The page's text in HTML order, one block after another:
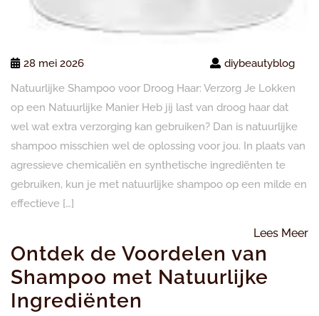
28 mei 2026
diybeautyblog
Natuurlijke Shampoo voor Droog Haar: Verzorg Je Lokken
op een Natuurlijke Manier Heb jij last van droog haar dat
wel wat extra verzorging kan gebruiken? Dan is natuurlijke
shampoo misschien wel de oplossing voor jou. In plaats van
agressieve chemicaliën en synthetische ingrediënten te
gebruiken, kun je met natuurlijke shampoo op een milde en
effectieve […]
Lees Meer
Ontdek de Voordelen van
Shampoo met Natuurlijke
Ingrediënten